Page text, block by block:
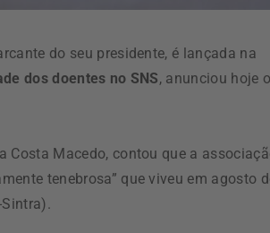
do seu presidente, é lançada na
dos doentes no SNS, anunciou hoje
Costa Macedo, contou que a
tenebrosa” que viveu em agosto